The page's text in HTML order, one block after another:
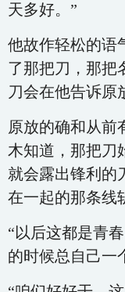
天多好。”
他故作轻松的语
了那把刀，那把
刀会在他告诉原
原放的确和从前
木知道，那把刀
就会露出锋利的
在一起的那条线
“以后这都是青
的时候总自己一